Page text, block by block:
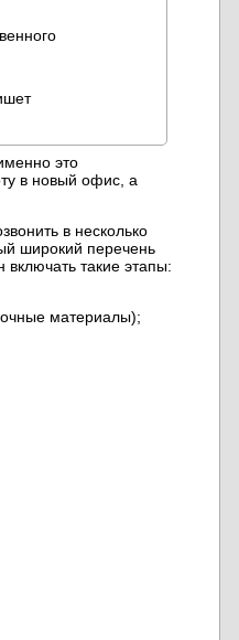
это
в новый офис, а
в несколько
широкий перечень
такие этапы:
материалы);